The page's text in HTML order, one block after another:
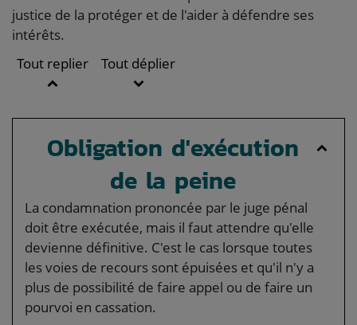
justice de la protéger et de l'aider à défendre ses
intérêts.
Tout replier
Tout déplier
Obligation d'exécution
de la peine
La condamnation prononcée par le juge pénal
doit être exécutée, mais il faut attendre qu'elle
devienne définitive. C'est le cas lorsque toutes
les voies de recours sont épuisées et qu'il n'y a
plus de possibilité de faire appel ou de faire un
pourvoi en cassation.